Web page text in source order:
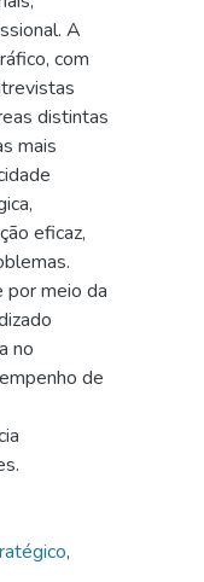
A
com
distintas
mais
eficaz,
meio da
no
de
,